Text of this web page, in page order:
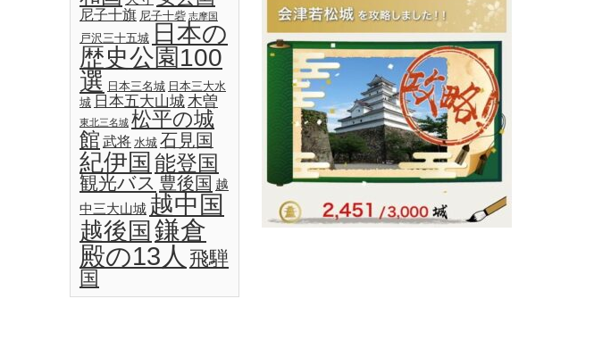
尼子十旗 尼子十砦 志摩国
戸沢三十五城 日本の
歴史公園100
選 日本三名城 日本三大水
城 日本五大山城木曽
東北三名城 松平の城
館 武将 水城 石見国
紀伊国 能登国
観光バス 豊後国 越
中三大山城 越中国
越後国 鎌倉
殿の13人 飛騨
国